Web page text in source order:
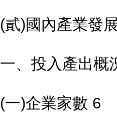
(貳)國內產業發
一、投入產出概
(一)企業家數 6